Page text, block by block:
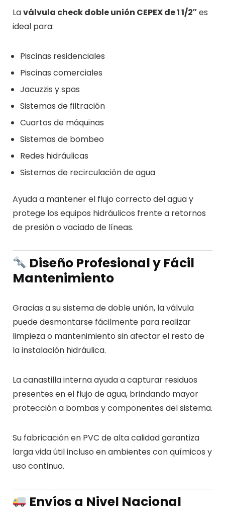
Laválvula check doble unión CEPEX de 1 1/2″es
ideal para:
Piscinas residenciales
Piscinas comerciales
Jacuzzis y spas
Sistemas de filtración
Cuartos de máquinas
Sistemas de bombeo
Redes hidráulicas
Sistemas de recirculación de agua
Ayuda a mantener el flujo correcto del agua y
protege los equipos hidráulicos frente a retornos
de presión o vaciado de líneas.
Diseño Profesional y Fácil
Mantenimiento
Gracias a su sistema de doble unión, la válvula
puede desmontarse fácilmente para realizar
limpieza o mantenimiento sin afectar el resto de
la instalación hidráulica.
La canastilla interna ayuda a capturar residuos
presentes en el flujo de agua, brindando mayor
protección a bombas y componentes del sistema.
Su fabricación en PVC de alta calidad garantiza
larga vida útil incluso en ambientes con químicos y
uso continuo.
Envíos a Nivel Nacional